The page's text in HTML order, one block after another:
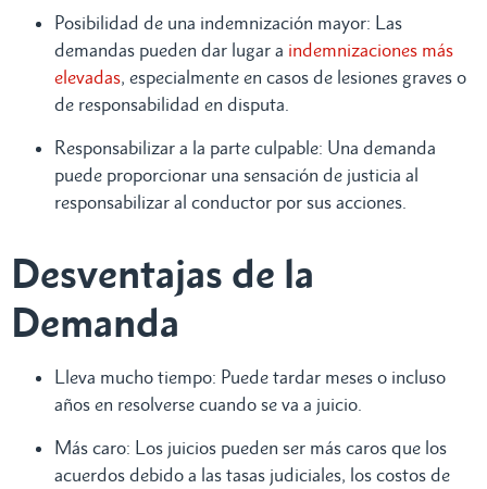
Posibilidad de una indemnización mayor: Las
demandas pueden dar lugar a indemnizaciones más
elevadas, especialmente en casos de lesiones graves o
de responsabilidad en disputa.
Responsabilizar a la parte culpable: Una demanda
puede proporcionar una sensación de justicia al
responsabilizar al conductor por sus acciones.
Desventajas de la
Demanda
Lleva mucho tiempo: Puede tardar meses o incluso
años en resolverse cuando se va a juicio.
Más caro: Los juicios pueden ser más caros que los
acuerdos debido a las tasas judiciales, los costos de